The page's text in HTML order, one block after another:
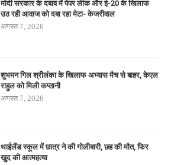
मोदी सरकार के दबाव में पेपर लीक और ई-20 के खिलाफ
उठ रही आवाज को दबा रहा मेटा- केजरीवाल
अगस्त 7, 2026
शुभमन गिल श्रीलंका के खिलाफ अभ्यास मैच से बाहर, केएल
राहुल को मिली कप्तानी
अगस्त 7, 2026
थाईलैंड स्कूल में छात्र ने की गोलीबारी, छह की मौत, फिर
खुद की आत्महत्या